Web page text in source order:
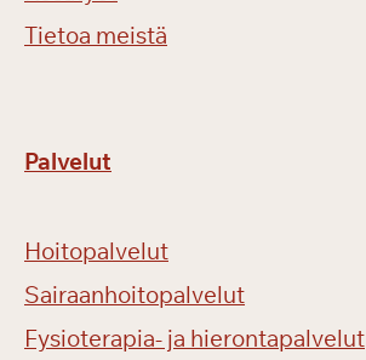
Tietoa meistä
Palvelut
Hoitopalvelut
Sairaanhoitopalvelut
Fysioterapia- ja hierontapalvelut